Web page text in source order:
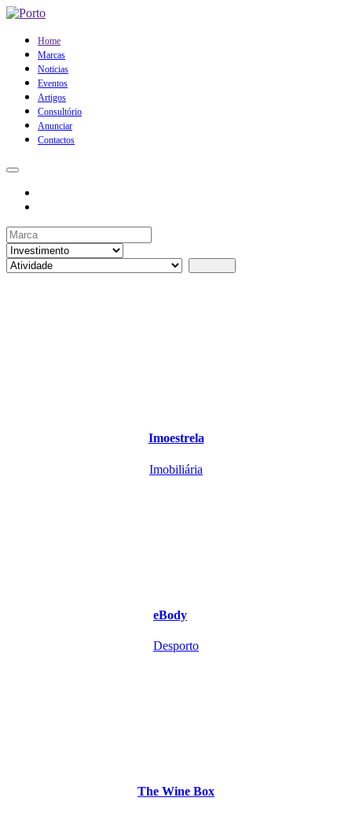
Home
Marcas
Noticias
Eventos
Artigos
Consultório
Anunciar
Contactos
Imoestrela
Imobiliária
eBody
Desporto
The Wine Box